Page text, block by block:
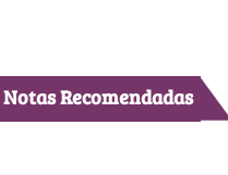
Notas Recomendadas